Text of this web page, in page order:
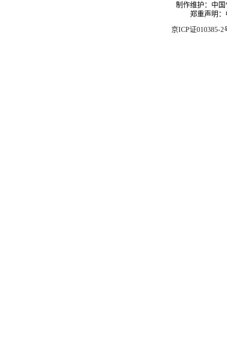
制作维护：中
郑重声明
京ICP证010385-2